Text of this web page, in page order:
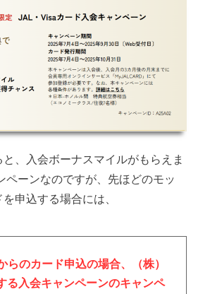
、入会ボーナスマイルがもらえま
ペーンなのですが、先ほどのモッ
申込する場合には、
のカード申込の場合、（株）
る入会キャンペーンのキャンペ